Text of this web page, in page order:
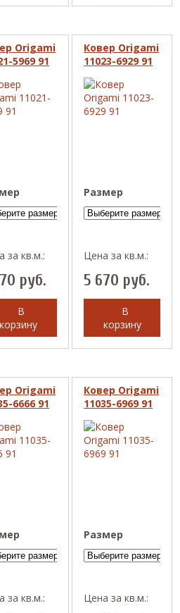
Origami
5969 91
за кв.м.:
руб.
В
корзину
Ковер Origami
11023-6929 91
Размер
Цена за кв.м.:
5 670 руб.
В
корзину
Origami
6666 91
за кв.м.:
Ковер Origami
11035-6969 91
Размер
Цена за кв.м.: